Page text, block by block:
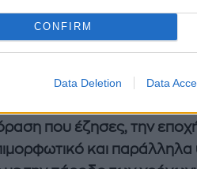
CONFIRM
Data Deletion Data
που έζησες, την
και